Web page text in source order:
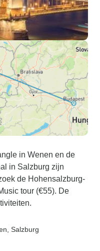
in Wenen en de
in Salzburg zijn
de Hohensalzburg-
tour (€55). De
, Salzburg